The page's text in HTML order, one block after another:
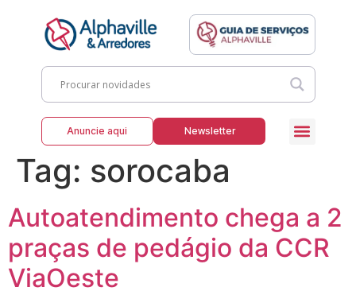
Anuncie aqui Newsletter
Tag: sorocaba
Autoatendimento chega a 2
praças de pedágio da CCR
ViaOeste